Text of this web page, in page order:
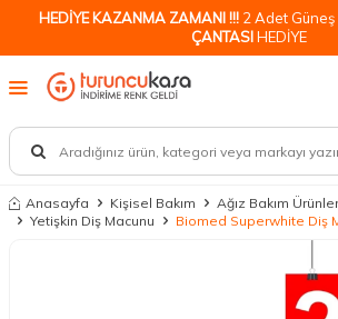
HEDİYE KAZANMA ZAMANI !!! 2 Adet
ÇANTASIHEDİYE
Anasayfa Kişisel Bakım Ağız Bakım
Yetişkin Diş Macunu
Biomed Superwhite Diş